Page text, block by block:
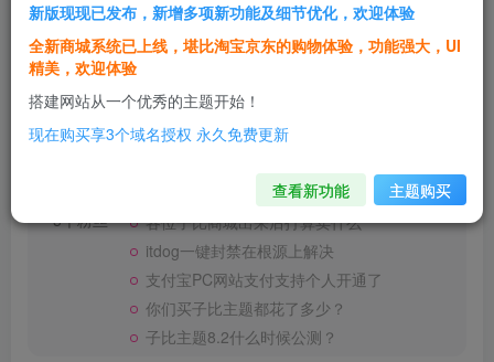
5个粉丝
6mtao
这家伙很懒，什么都没有写...
子比下一个版本会不会加强授权规则
各位子比商城出来后打算卖什么
itdog一键封禁在根源上解决
支付宝PC网站支付支持个人开通了
你们买子比主题都花了多少？
子比主题8.2什么时候公测？
新版现现已发布，新增多项新功能及细节优化，欢迎体验
全新商城系统已上线，堪比淘宝京东的购物体验，功能强大，UI
精美，欢迎体验
搭建网站从一个优秀的主题开始！
现在购买享3个域名授权 永久免费更新
查看新功能 主题购买